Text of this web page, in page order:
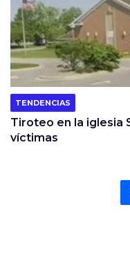
TENDENCIAS
Tiroteo en la iglesia
víctimas